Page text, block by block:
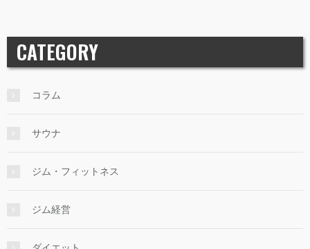
CATEGORY
コラム
サウナ
ジム・フィットネス
ジム経営